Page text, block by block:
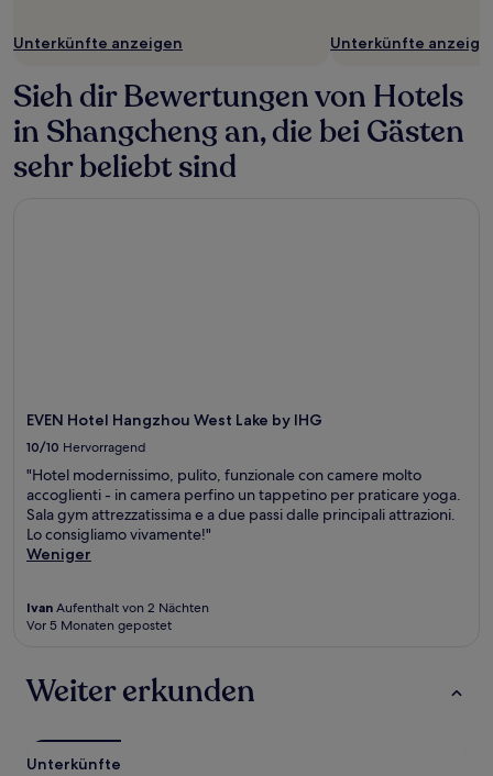
können
zusätzliche
gelten.
Unterkünfte anzeigen Unterkünfte
Sieh dir Bewertungen von Hotels
in Shangcheng an, die bei Gästen
sehr beliebt sind
EVEN Hotel Hangzhou West Lake by IHG
10/10 Hervorragend
"Hotel modernissimo, pulito, funzionale con camere molto
accoglienti - in camera perfino un tappetino per praticare yoga.
Sala gym attrezzatissima e a due passi dalle principali attrazioni.
Lo consigliamo vivamente!"
Weniger
Ivan Aufenthalt von 2 Nächten
Vor 5 Monaten gepostet
Weiter erkunden
Unterkünfte